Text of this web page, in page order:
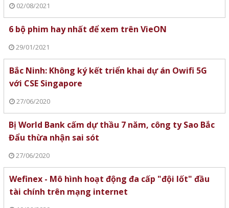
02/08/2021
6 bộ phim hay nhất để xem trên VieON
29/01/2021
Bắc Ninh: Không ký kết triển khai dự án Owifi 5G
với CSE Singapore
27/06/2020
Bị World Bank cấm dự thầu 7 năm, công ty Sao Bắc
Đẩu thừa nhận sai sót
27/06/2020
Wefinex - Mô hình hoạt động đa cấp "đội lốt" đầu
tài chính trên mạng internet